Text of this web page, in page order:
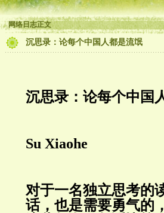
网络日志正文
沉思录：论每个中国人都是流氓
沉思录：论每个中国
Su Xiaohe
对于一名独立思考的
话，也是需要勇气的